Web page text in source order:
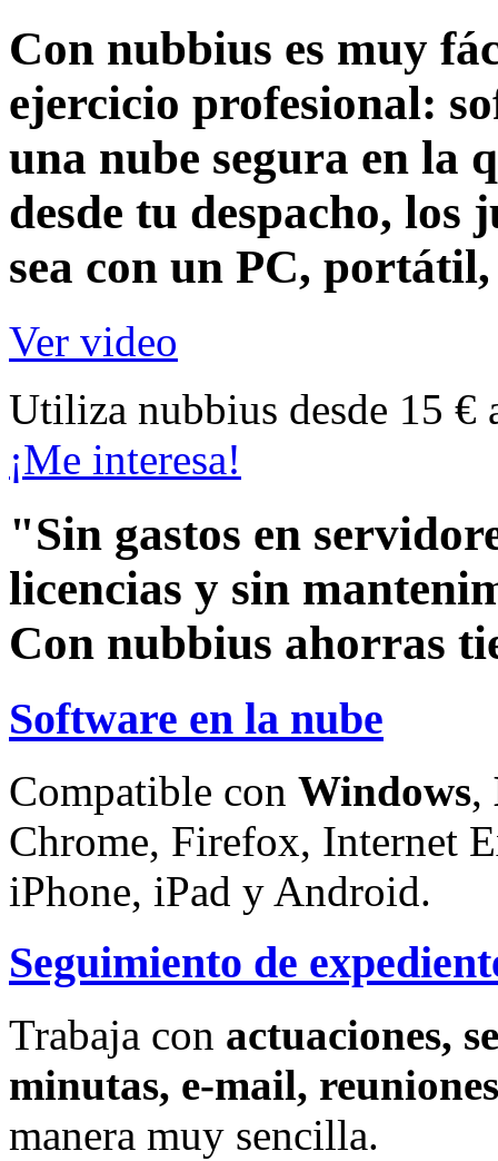
Con nubbius es muy
ejercicio profesional:
una nube segura en la
desde tu despacho,
sea con un PC, portátil,
Ver video
Utiliza nubbius desde 15 €
¡Me interesa!
"Sin gastos en
licencias y sin
Con nubbius ahorras
Software en la nube
Compatible con Windows,
Chrome, Firefox, Internet
iPhone, iPad y Android.
Seguimiento de
Trabaja con actuaciones,
minutas, e-mail,
manera muy sencilla.